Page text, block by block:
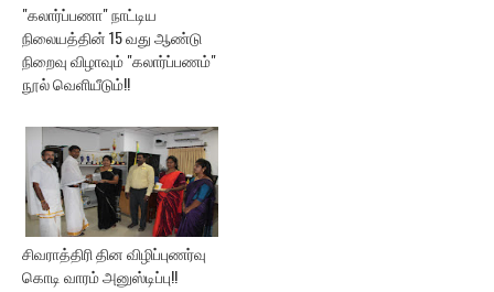
"கலார்ப்பணா" நாட்டிய
நிலையத்தின் 15 வது ஆண்டு
நிறைவு விழாவும் "கலார்ப்பணம்"
நூல் வெளியீடும்!!
சிவராத்திரி தின விழிப்புணர்வு
கொடி வாரம் அனுஸ்டிப்பு!!